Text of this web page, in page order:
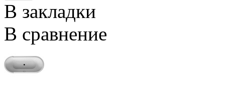
В закладки
В сравнение